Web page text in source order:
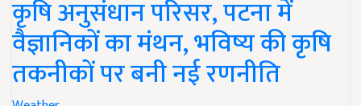
कृषि अनुसंधान परिसर, पटना में
वैज्ञानिकों का मंथन, भविष्य की कृषि
तकनीकों पर बनी नई रणनीति